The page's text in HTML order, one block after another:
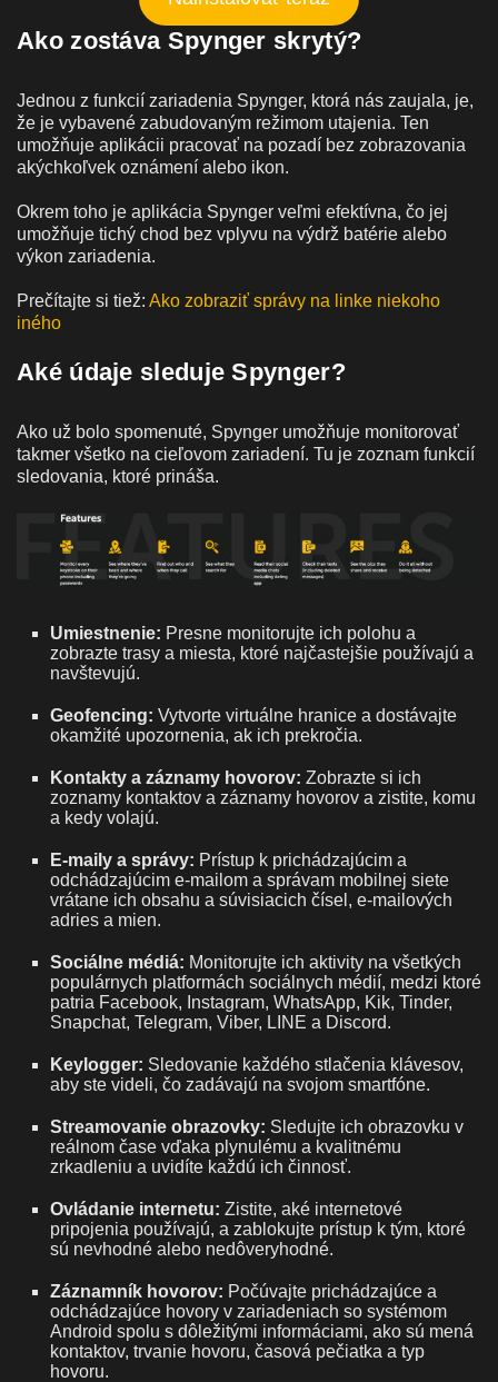
Ako zostáva Spynger skrytý?
Jednou z funkcií zariadenia Spynger, ktorá nás zaujala, je,
že je vybavené zabudovaným režimom utajenia. Ten
umožňuje aplikácii pracovať na pozadí bez zobrazovania
akýchkoľvek oznámení alebo ikon.
Okrem toho je aplikácia Spynger veľmi efektívna, čo jej
umožňuje tichý chod bez vplyvu na výdrž batérie alebo
výkon zariadenia.
Prečítajte si tiež: Ako zobraziť správy na linke niekoho
iného
Aké údaje sleduje Spynger?
Ako už bolo spomenuté, Spynger umožňuje monitorovať
takmer všetko na cieľovom zariadení. Tu je zoznam funkcií
sledovania, ktoré prináša.
Umiestnenie: Presne monitorujte ich polohu a
zobrazte trasy a miesta, ktoré najčastejšie používajú a
navštevujú.
Geofencing: Vytvorte virtuálne hranice a dostávajte
okamžité upozornenia, ak ich prekročia.
Kontakty a záznamy hovorov: Zobrazte si ich
zoznamy kontaktov a záznamy hovorov a zistite, komu
a kedy volajú.
E-maily a správy: Prístup k prichádzajúcim a
odchádzajúcim e-mailom a správam mobilnej siete
vrátane ich obsahu a súvisiacich čísel, e-mailových
adries a mien.
Sociálne médiá: Monitorujte ich aktivity na všetkých
populárnych platformách sociálnych médií, medzi ktoré
patria Facebook, Instagram, WhatsApp, Kik, Tinder,
Snapchat, Telegram, Viber, LINE a Discord.
Keylogger: Sledovanie každého stlačenia klávesov,
aby ste videli, čo zadávajú na svojom smartfóne.
Streamovanie obrazovky: Sledujte ich obrazovku v
reálnom čase vďaka plynulému a kvalitnému
zrkadleniu a uvidíte každú ich činnosť.
Ovládanie internetu: Zistite, aké internetové
pripojenia používajú, a zablokujte prístup k tým, ktoré
sú nevhodné alebo nedôveryhodné.
Záznamník hovorov: Počúvajte prichádzajúce a
odchádzajúce hovory v zariadeniach so systémom
Android spolu s dôležitými informáciami, ako sú mená
kontaktov, trvanie hovoru, časová pečiatka a typ
hovoru.